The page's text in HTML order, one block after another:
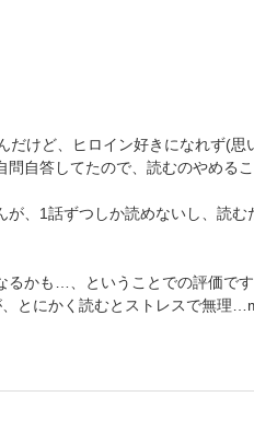
けど、ヒロイン好きになれず(
自答してたので、読むのやめるこ
、1話ずつしか読めないし、読
かも…、ということでの評価です
とにかく読むとストレスで無理